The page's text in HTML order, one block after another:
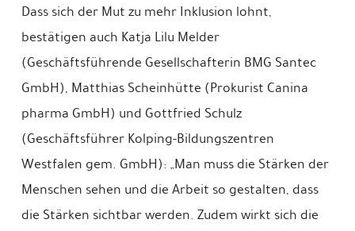
Dass sich der Mut zu mehr Inklusion lohnt,
bestätigen auch Katja Lilu Melder
(Geschäftsführende Gesellschafterin BMG Santec
GmbH), Matthias Scheinhütte (Prokurist Canina
pharma GmbH) und Gottfried Schulz
(Geschäftsführer Kolping-Bildungszentren
Westfalen gem. GmbH): „Man muss die Stärken der
Menschen sehen und die Arbeit so gestalten, dass
die Stärken sichtbar werden. Zudem wirkt sich die